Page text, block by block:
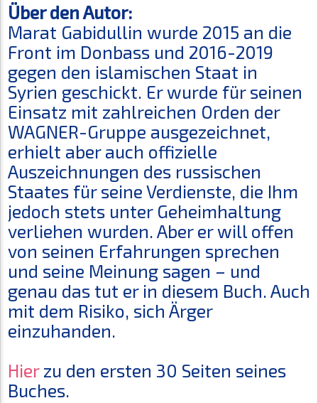
Über den Autor:
Marat Gabidullin wurde 2015 an die
Front im Donbass und 2016-2019
gegen den islamischen Staat in
Syrien geschickt. Er wurde für seinen
Einsatz mit zahlreichen Orden der
WAGNER-Gruppe ausgezeichnet,
erhielt aber auch offizielle
Auszeichnungen des russischen
Staates für seine Verdienste, die Ihm
jedoch stets unter Geheimhaltung
verliehen wurden. Aber er will offen
von seinen Erfahrungen sprechen
und seine Meinung sagen – und
genau das tut er in diesem Buch. Auch
mit dem Risiko, sich Ärger
einzuhanden.
Hierzu den ersten 30 Seiten seines
Buches.